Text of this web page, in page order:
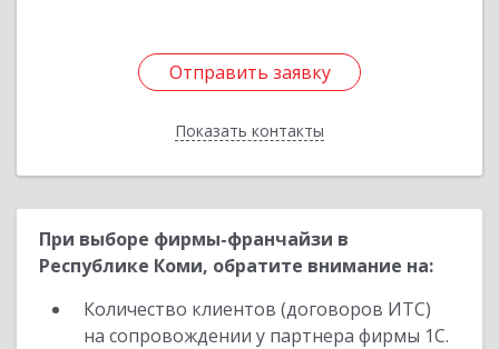
Отправить заявку
Показать контакты
Отправить заявку
Назад
При выборе фирмы-франчайзи в
Республике Коми, обратите внимание на:
Количество клиентов (договоров ИТС)
на сопровождении у партнера фирмы 1С.